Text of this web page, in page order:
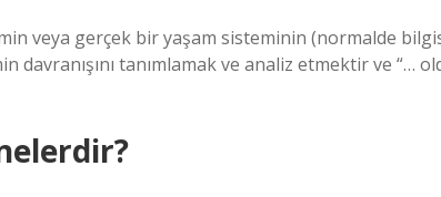
veya gerçek bir yaşam sisteminin (normalde
davranışını tanımlamak ve analiz etmektir ve “…